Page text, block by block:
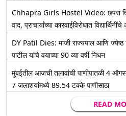
Chhapra Girls Hostel Video: छपरा
वाद, प्राचार्यांच्या कारवाईविरोधात
DY Patil Dies: माजी राज्यपाल आणि ज्येष्ठ
पाटील यांचे वयाच्या 90 व्या वर्षी निधन
मुंबईतील आजची तलावांची पाणीपातळी 4
7 जलाशयांमध्ये 89.54 टक्के पाणीसाठा
READ